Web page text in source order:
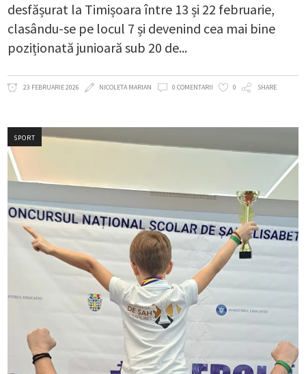
desfășurat la Timișoara între 13 și 22 februarie,
clasându-se pe locul 7 și devenind cea mai bine
poziționată junioară sub 20 de
23 FEBRUARIE 2026 NICOLETA MARIAN 0 COMENTARII 0 SHARE
SPORT